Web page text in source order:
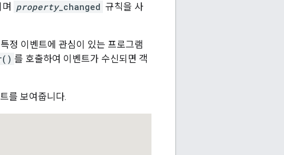
property_changed 규칙을 사
정 이벤트에 관심이 있는 프로그램
를 호출하여 이벤트가 수신되면 객
를 보여줍니다.